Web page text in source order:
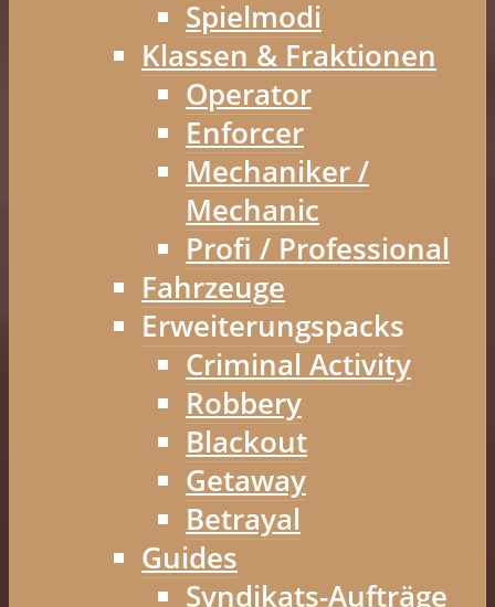
Spielmodi
Klassen & Fraktionen
Operator
Enforcer
Mechaniker /
Mechanic
Profi / Professional
Fahrzeuge
Erweiterungspacks
Criminal Activity
Robbery
Blackout
Getaway
Betrayal
Guides
Syndikats-Aufträge